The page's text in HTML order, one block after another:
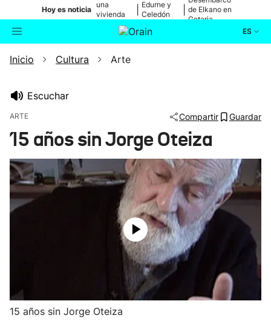
Hoy es noticia
una
vivienda
de Bilbao
Edurne y
Celedón
de Elkano en
Getaria
ES
Buscador Actualidad
Ikusmiran
Eguraldia
Inicio Cultura Arte
Escuchar
ARTE Compartir Guardar
15 años sin Jorge Oteiza
15 años sin Jorge Oteiza